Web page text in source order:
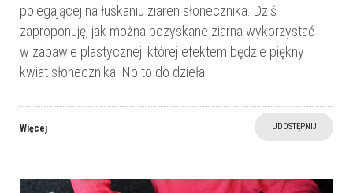
polegającej na łuskaniu ziaren słonecznika. Dziś
zaproponuję, jak można pozyskane ziarna wykorzystać
w zabawie plastycznej, której efektem będzie piękny
kwiat słonecznika. No to do dzieła!
Więcej UDOSTĘPNIJ